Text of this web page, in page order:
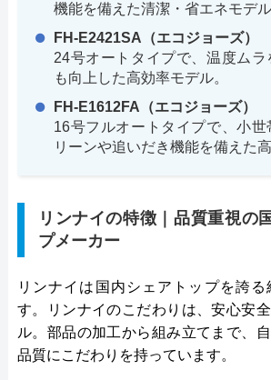
機能を備えた清潔・省エネモデル
FH-E2421SA（エコジョーズ）
24号オートタイプで、温度ム
も向上した高効率モデル。
FH-E1612FA（エコジョーズ）
16号フルオートタイプで、小世
リーンや追いだき機能を備えた
リンナイの特徴｜品質重視の
プメーカー
リンナイは国内シェアトップを誇
す。リンナイのこだわりは、安心安
ル。部品の加工から組み立てまで、
品質にこだわりを持っています。